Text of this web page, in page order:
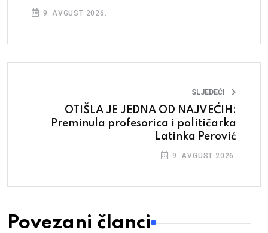
9. AVGUST 2026.
SLJEDEĆI
OTIŠLA JE JEDNA OD NAJVEĆIH:
Preminula profesorica i političarka
Latinka Perović
9. AVGUST 2026.
Povezani članci